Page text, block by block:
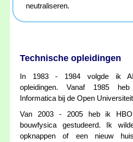
neutraliseren.
Technische opleidingen
In 1983 - 1984 volgde ik
opleidingen. Vanaf 1985
Informatica bij de Open
Van 2003 - 2005 heb ik HBO
bouwfysica gestudeerd. Ik
opknappen of een nieuw